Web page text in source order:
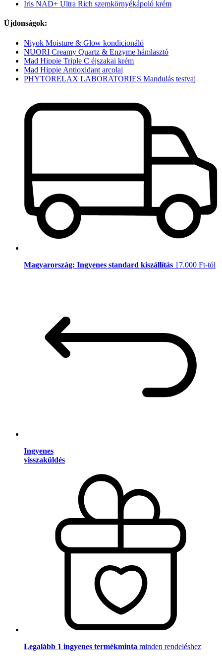
Iris NAD+ Ultra Rich szemkörnyékápoló krém
Újdonságok:
Niyok Moisture & Glow kondicionáló
NUORI Creamy Quartz & Enzyme hámlasztó
Mad Hippie Triple C éjszakai krém
Mad Hippie Antioxidant arcolaj
PHYTORELAX LABORATORIES Mandulás testvaj
Magyarország: Ingyenes standard kiszállítás 17.000 Ft-tól
Ingyenes
visszaküldés
Legalább 1 ingyenes termékminta minden rendeléshez